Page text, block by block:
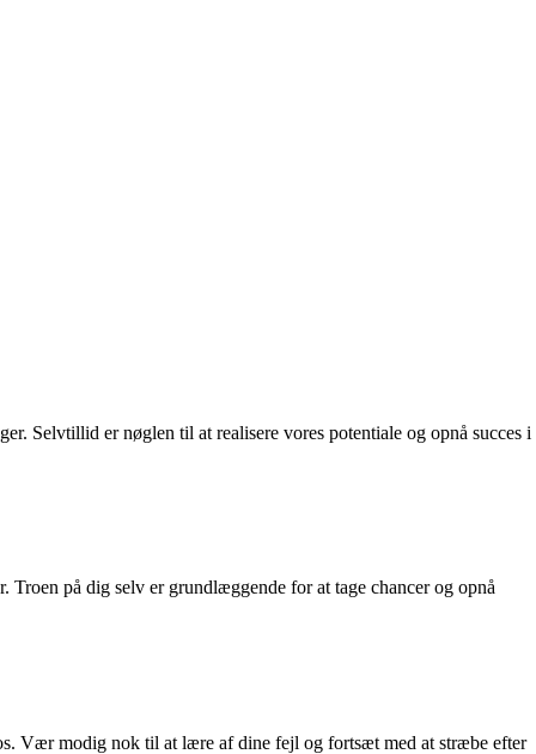
Selvtillid er nøglen til at realisere vores potentiale og opnå succes i
på dig selv er grundlæggende for at tage chancer og opnå
Vær modig nok til at lære af dine fejl og fortsæt med at stræbe efter